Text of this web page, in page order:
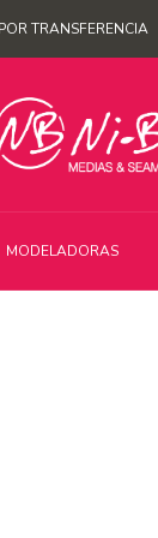
3
MODELADORAS